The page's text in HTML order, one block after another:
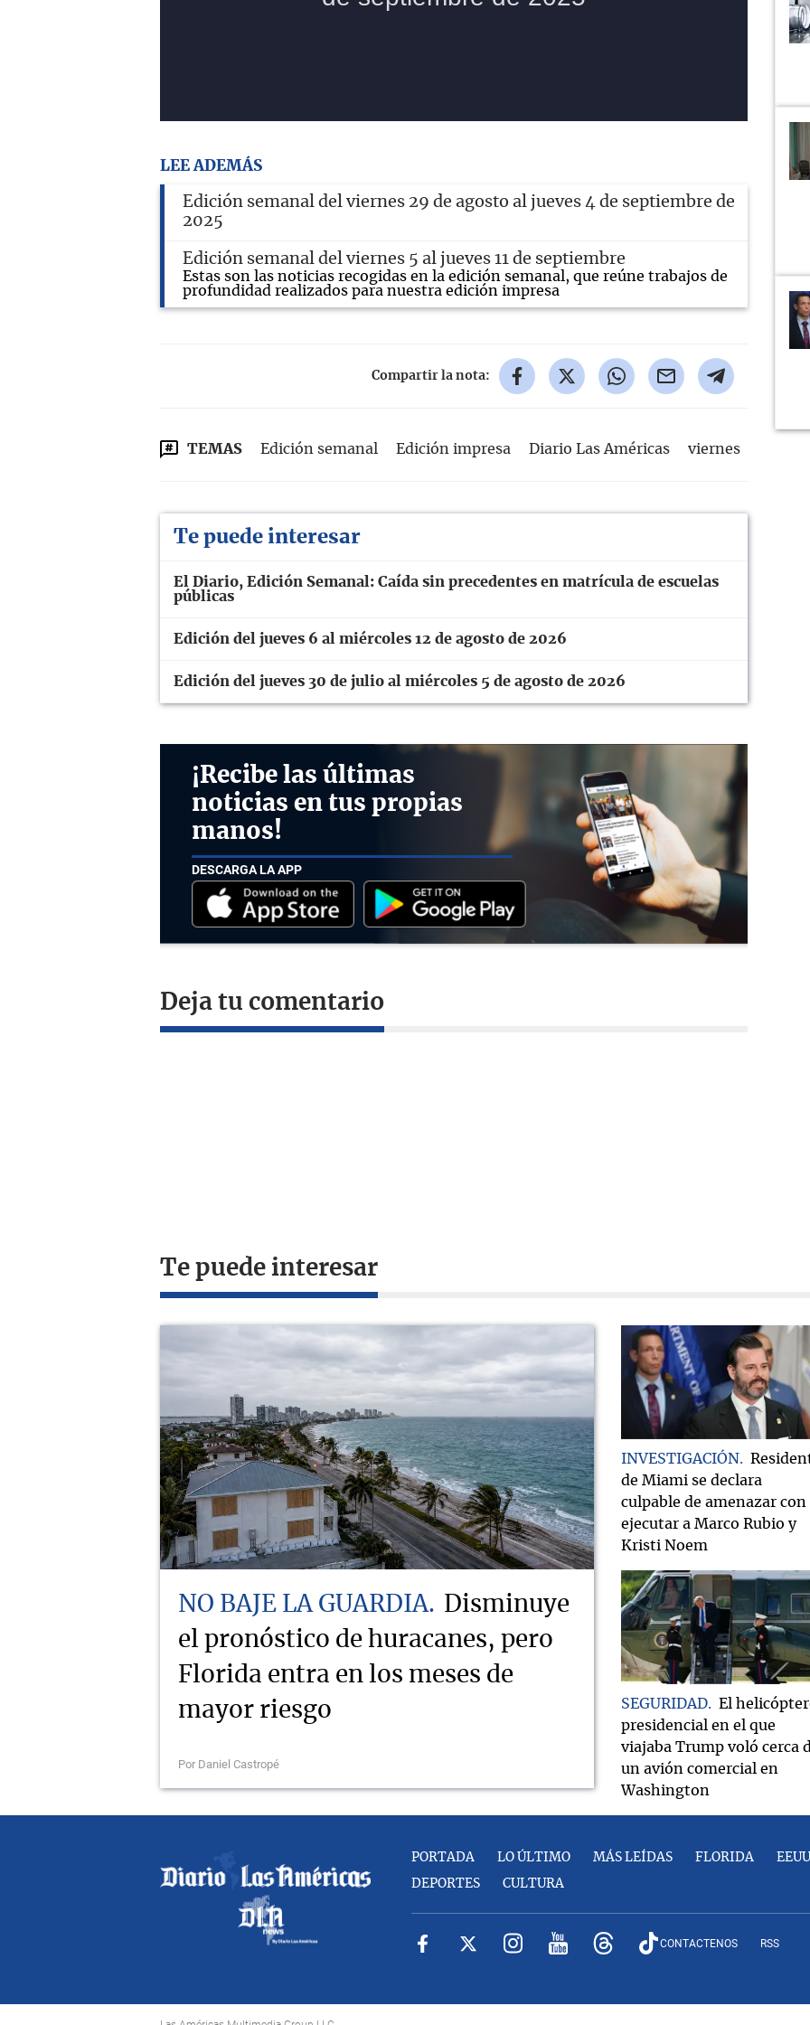
LEE ADEMÁS
Edición semanal del viernes 29 de agosto al jueves 4 de septiembre de
2025
Edición semanal del viernes 5 al jueves 11 de septiembre
Estas son las noticias recogidas en la edición semanal, que reúne trabajos de
profundidad realizados para nuestra edición impresa
Compartir la nota:
TEMAS Edición semanal Edición impresa Diario Las Américas viernes
Te puede interesar
El Diario, Edición Semanal: Caída sin precedentes en matrícula de escuelas
públicas
Edición del jueves 6 al miércoles 12 de agosto de 2026
Edición del jueves 30 de julio al miércoles 5 de agosto de 2026
¡Recibe las últimas
noticias en tus propias
manos!
DESCARGA LA APP
Deja tu comentario
Te puede interesar
NO BAJE LA GUARDIA
Disminuye
el pronóstico de huracanes, pero
Florida entra en los meses de
mayor riesgo
Por Daniel Castropé
INVESTIGACIÓN
de Miami se declara
culpable de amenazar con
ejecutar a Marco Rubio y
Kristi Noem
SEGURIDAD
El
presidencial en el que
viajaba Trump voló cerca
un avión comercial en
Washington
PORTADA LO ÚLTIMO MÁS LEÍDAS FLORIDA EEUU
DEPORTES CULTURA
CONTACTENOS RSS